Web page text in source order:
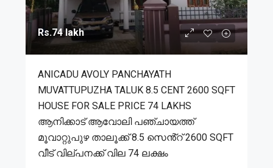
Rs.74 lakh
ANICADU AVOLY PANCHAYATH
MUVATTUPUZHA TALUK 8.5 CENT 2600 SQFT
HOUSE FOR SALE PRICE 74 LAKHS
ആനിക്കാട് ആവോലി പഞ്ചായത്ത്
മൂവാറ്റുപുഴ താലൂക്ക് 8.5 സെൻ്റ് 2600 SQFT
വീട് വില്പനക്ക് വില 74 ലക്ഷം